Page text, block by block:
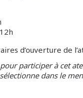
d’ouverture de
participer à cet
dans le